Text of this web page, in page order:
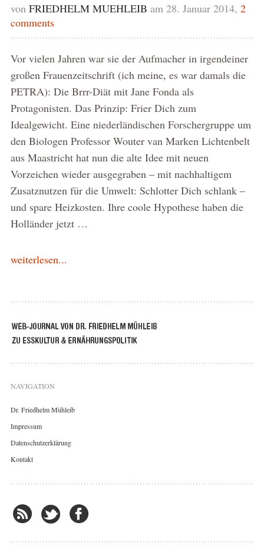
von FRIEDHELM MUEHLEIB am 28. Januar 2014, 2
comments
Vor vielen Jahren war sie der Aufmacher in irgendeiner
großen Frauenzeitschrift (ich meine, es war damals die
PETRA): Die Brrr-Diät mit Jane Fonda als
Protagonisten. Das Prinzip: Frier Dich zum
Idealgewicht. Eine niederländischen Forschergruppe um
den Biologen Professor Wouter van Marken Lichtenbelt
aus Maastricht hat nun die alte Idee mit neuen
Vorzeichen wieder ausgegraben – mit nachhaltigem
Zusatznutzen für die Umwelt: Schlotter Dich schlank –
und spare Heizkosten. Ihre coole Hypothese haben die
Holländer jetzt …
weiterlesen...
NAVIGATION
Dr. Friedhelm Mühleib
Impressum
Datenschutzerklärung
Kontakt